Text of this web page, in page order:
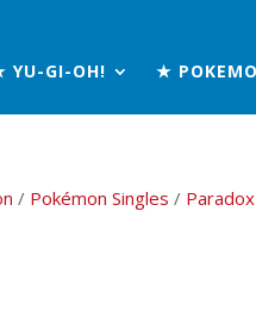
YU-GI-OH! ★
/ Pokémon Singles /